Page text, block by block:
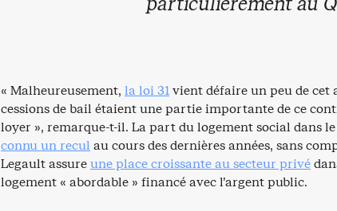
« Malheureusement, la loi 31vient défaire un peu de cet
cessions de bail étaient une partie importante de ce
loyer », remarque-t-il. La part du logement social dans
connu un recul au cours des dernières années, sans
Legault assureune place croissante au secteur privé
logement « abordable » financé avec l’argent public.